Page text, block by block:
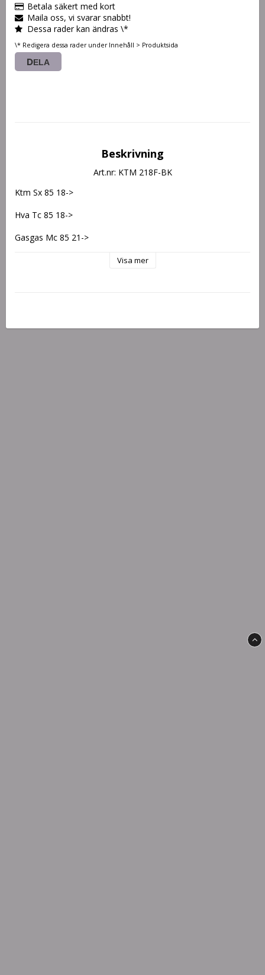
Betala säkert med kort
Maila oss, vi svarar snabbt!
Dessa rader kan ändras \*
\* Redigera dessa rader under Innehåll > Produktsida
DELA
Beskrivning
Art.nr: KTM 218F-BK
Ktm Sx 85 18->
Hva Tc 85 18->
Gasgas Mc 85 21->
Visa mer